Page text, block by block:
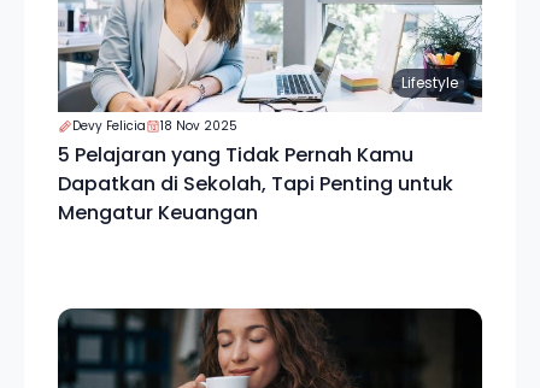
Lifestyle
Devy Felicia 18 Nov 2025
5 Pelajaran yang Tidak Pernah Kamu
Dapatkan di Sekolah, Tapi Penting untuk
Mengatur Keuangan